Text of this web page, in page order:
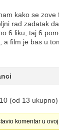
kako se
rad zadatak
6 liku, taj 6
a film je bas u
(od 13 ukupno)
komentar u